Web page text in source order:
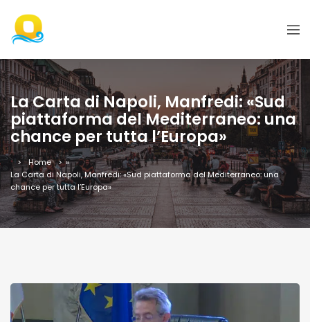
La Carta di Napoli, Manfredi: «Sud
piattaforma del Mediterraneo: una
chance per tutta l’Europa»
Home
»
La Carta di Napoli, Manfredi: «Sud piattaforma del Mediterraneo: una
chance per tutta l’Europa»